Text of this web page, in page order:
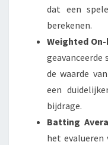
dat een
berekenen.
Weighted
de waarde
een
bijdrage.
Batting
het evalueren